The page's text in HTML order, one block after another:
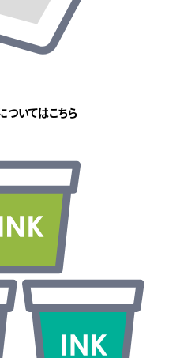
ついてはこちら